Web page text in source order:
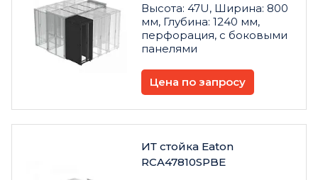
Высота: 47U, Ширина: 800
мм, Глубина: 1240 мм,
перфорация, с боковыми
панелями
Цена по запросу
ИТ стойка Eaton
RCA47810SPBE